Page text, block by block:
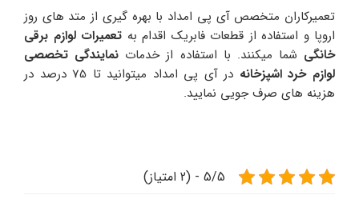
تعمیرکاران متخصص آی پی امداد با بهره گیری از متد های روز
اروپا و استفاده از قطعات فابریک اقدام به تعمیرات لوازم برقی
خانگی شما میکنند. با استفاده از خدمات نمایندگی تخصصی
لوازم خرد اشپزخانه
در آی پی امداد میتوانید تا 75 درصد در
هزینه های صرف جویی نمایید.
5/5 - (2 امتیاز)